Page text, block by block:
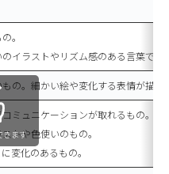
。
イラストやリズム感のある言葉で描
の。細かい絵や変化する表情が描か
ミュニケーションが取れるもの。
トや色使いのもの。
変化のあるもの。
きます